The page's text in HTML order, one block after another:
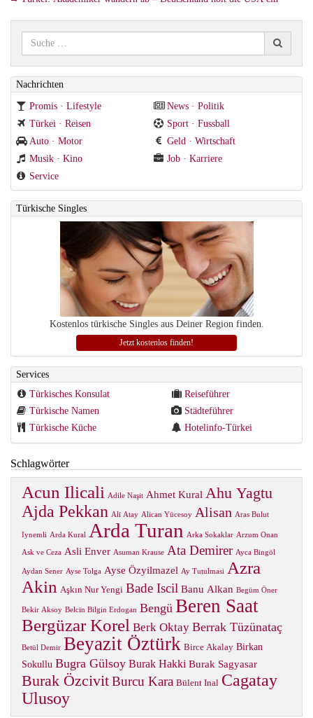
Nachrichten
Promis · Lifestyle
News · Politik
Türkei · Reisen
Sport · Fussball
Auto · Motor
Geld · Wirtschaft
Musik · Kino
Job · Karriere
Service
Türkische Singles
Kostenlos türkische Singles aus Deiner Region finden.
Jetzt kostenlos finden!
Services
Türkisches Konsulat
Reiseführer
Türkische Namen
Städteführer
Türkische Küche
Hotelinfo-Türkei
Schlagwörter
Acun Ilicali Adile Naşit Ahmet Kural Ahu Yagtu
Ajda Pekkan Ali Atay Alican Yücesoy Alisan Aras Bulut
Iynemli Arda Kural Arda Turan Arka Sokaklar Arzum Onan
Ask ve Ceza Asli Enver Asuman Krause Ata Demirer Ayca Bingöl
Aydan Sener Ayse Tolga Ayse Özyilmazel Ay Tutulmasi Azra
Akin Aşkın Nur Yengi Bade Iscil Banu Alkan Begüm Öner
Bekir Aksoy Belcin Bilgin Erdogan Bengü Beren Saat
Bergüzar Korel Berk Oktay Berrak Tüzünataç
Betül Demir Beyazit Öztürk Birce Akalay Birkan
Sokullu Bugra Gülsoy Burak Hakki Burak Sagyasar
Burak ÖzcivitBurcu Kara Bülent Inal Cagatay
Ulusoy